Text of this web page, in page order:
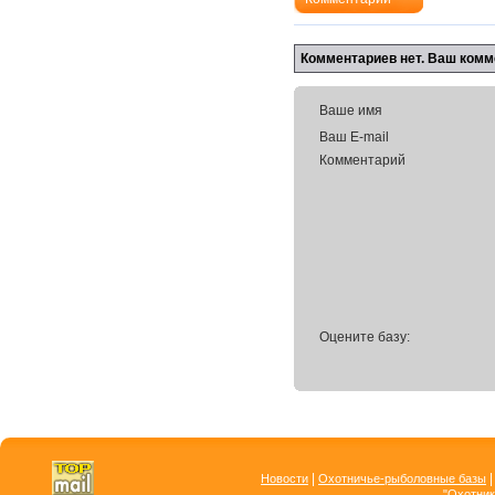
Комментариев нет. Ваш
Ваше имя
Ваш E-mail
Комментарий
Оцените базу:
Новости Охотничье-рыболовные базы